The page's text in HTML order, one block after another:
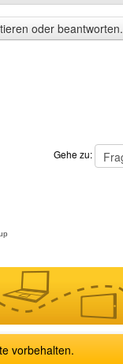
oder beantworten.
Gehe zu:
vorbehalten.